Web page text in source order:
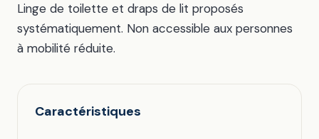
Linge de toilette et draps de lit proposés
systématiquement. Non accessible aux personnes
à mobilité réduite.
Caractéristiques